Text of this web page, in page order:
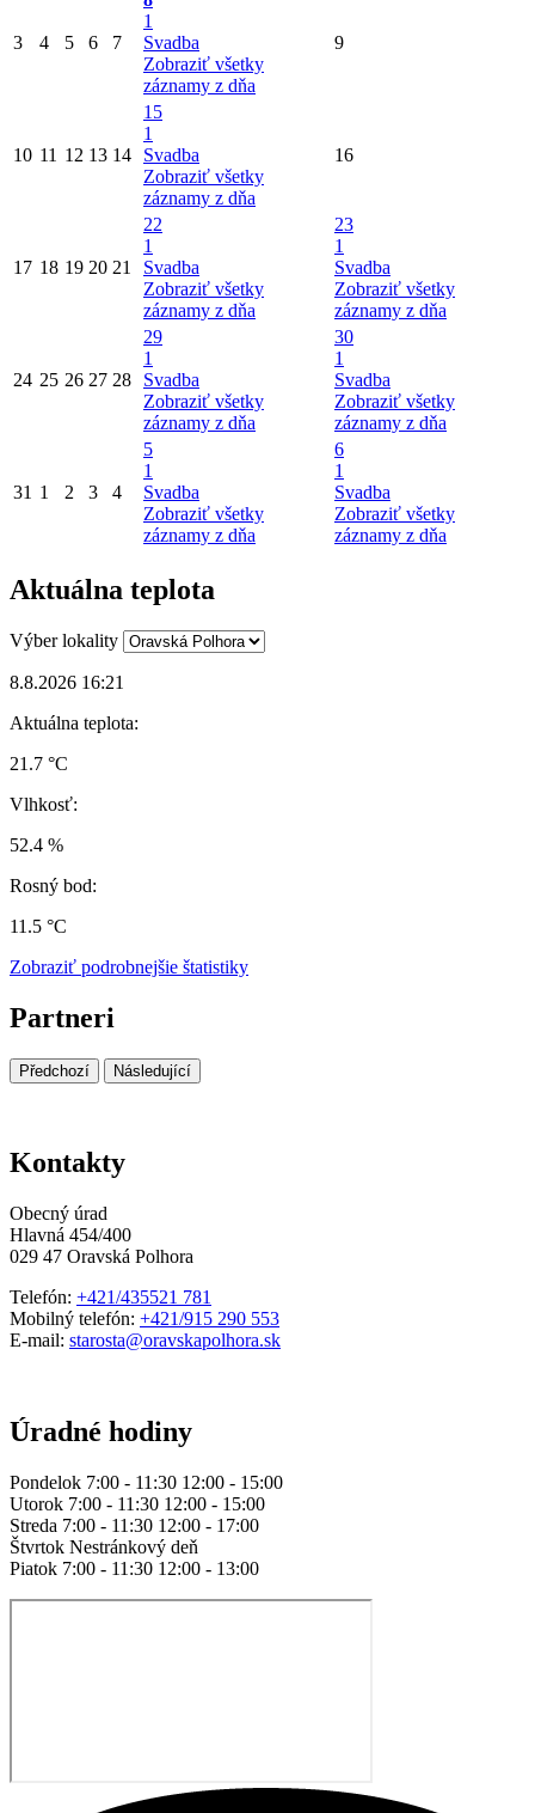
3 4 5 6 7
1
Svadba
Zobraziť všetky
záznamy z dňa
9
10 11 12 13 14
15
1
Svadba
Zobraziť všetky
záznamy z dňa
16
17 18 19 20 21
22
1
Svadba
Zobraziť všetky
záznamy z dňa
23
1
Svadba
Zobraziť všetky
záznamy z dňa
24 25 26 27 28
29
1
Svadba
Zobraziť všetky
záznamy z dňa
30
1
Svadba
Zobraziť všetky
záznamy z dňa
31 1 2 3 4
5
1
Svadba
Zobraziť všetky
záznamy z dňa
6
1
Svadba
Zobraziť všetky
záznamy z dňa
Aktuálna teplota
Výber lokality
8.8.2026 16:21
Aktuálna teplota:
21.7 °C
Vlhkosť:
52.4 %
Rosný bod:
11.5 °C
Zobraziť podrobnejšie štatistiky
Partneri
Předchozí Následující
Kontakty
Obecný úrad
Hlavná 454/400
029 47 Oravská Polhora
Telefón: +421/435521 781
Mobilný telefón: +421/915 290 553
E-mail: starosta@oravskapolhora.sk
Úradné hodiny
Pondelok 7:00 - 11:30 12:00 - 15:00
Utorok 7:00 - 11:30 12:00 - 15:00
Streda 7:00 - 11:30 12:00 - 17:00
Štvrtok Nestránkový deň
Piatok 7:00 - 11:30 12:00 - 13:00